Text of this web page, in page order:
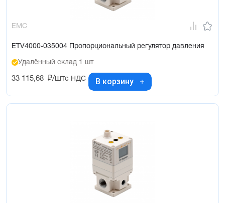
EMC
ETV4000-035004 Пропорциональный регулятор давления
Удалённый склад 1 шт
33 115,68 ₽/штс НДС В корзину